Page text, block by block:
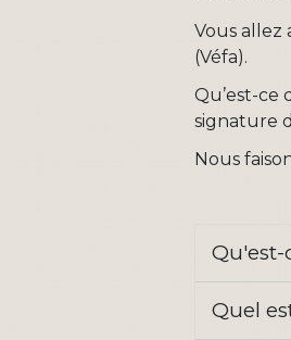
Vous
(Véfa).
Qu’est-ce
signature
Nous
Qu'est-
Quel